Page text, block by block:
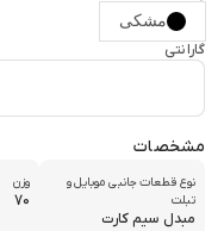
مشکی
گارانتی
مشخصات
نوع قطعات جانبی موبایل و
تبلت
مبدل سیم کارت
وزن
70